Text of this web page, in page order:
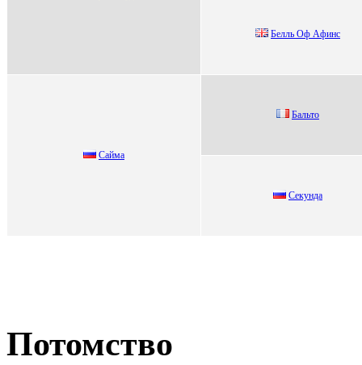
Белль Оф Афинс
Caймa
Бальто
Ceкунда
Потомство